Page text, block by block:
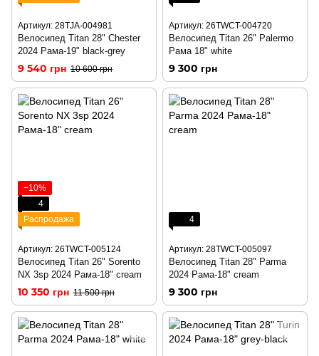
Артикул: 28TJA-004981
Велосипед Titan 28" Chester
2024 Рама-19" black-grey
9 540 грн 10 600 грн
Артикул: 26TWCT-004720
Велосипед Titan 26" Palermo
Рама 18" white
9 300 грн
−10%
4
Распродажа
Артикул: 26TWCT-005124
Велосипед Titan 26" Sorento
NX 3sp 2024 Рама-18" cream
10 350 грн 11 500 грн
4
Артикул: 28TWCT-005097
Велосипед Titan 28" Parma
2024 Рама-18" cream
9 300 грн